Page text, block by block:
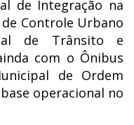
de Integração na
Controle Urbano
de Trânsito e
com o Ônibus
de Ordem
operacional no